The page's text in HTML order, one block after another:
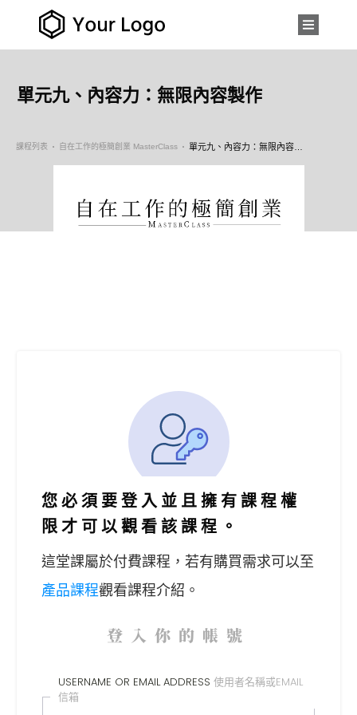
單元九、內容力：無限內容製作
課程列表 自在工作的極簡創業 MasterClass
您必須要登入並且擁有課程權
限才可以觀看該課程。
這堂課屬於付費課程， 若有購買需求可以至
產品課程觀看課程介紹。
登入你的帳號
USERNAME OR EMAIL ADDRESS 使用者名稱或EMAIL
信箱